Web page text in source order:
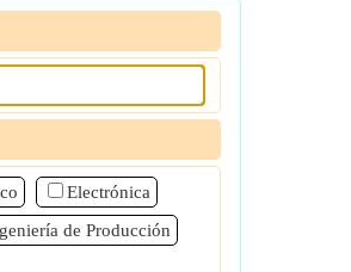
Electrónica
de Producción